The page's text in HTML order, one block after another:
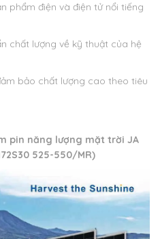
phẩm điện và điện tử nổi tiếng
chất lượng về kỹ thuật của hệ
bảo chất lượng cao theo tiêu
pin năng lượng mặt trời JA
525-550/MR)